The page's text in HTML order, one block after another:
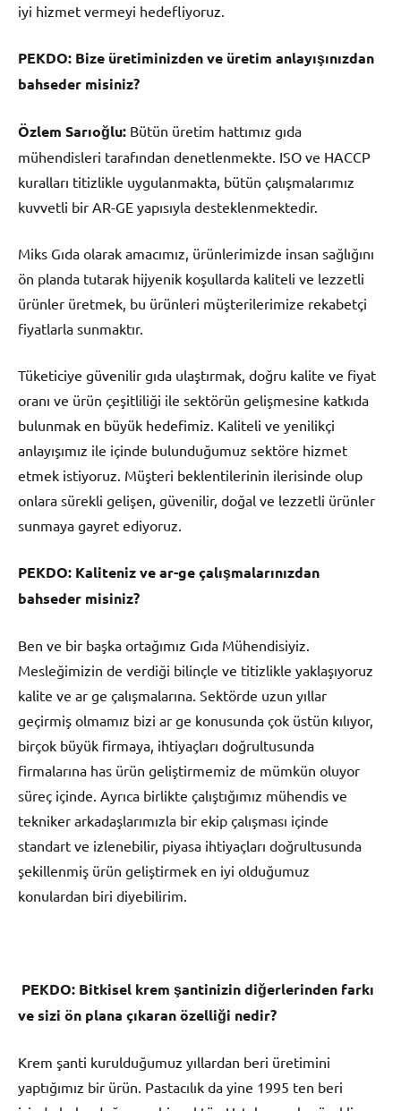
iyi hizmet vermeyi hedefliyoruz.
PEKDO: Bize üretiminizden ve üretim anlayışınızdan
bahseder misiniz?
Özlem Sarıoğlu: Bütün üretim hattımız gıda
mühendisleri tarafından denetlenmekte. ISO ve HACCP
kuralları titizlikle uygulanmakta, bütün çalışmalarımız
kuvvetli bir AR-GE yapısıyla desteklenmektedir.
Miks Gıda olarak amacımız, ürünlerimizde insan sağlığını
ön planda tutarak hijyenik koşullarda kaliteli ve lezzetli
ürünler üretmek, bu ürünleri müşterilerimize rekabetçi
fiyatlarla sunmaktır.
Tüketiciye güvenilir gıda ulaştırmak, doğru kalite ve fiyat
oranı ve ürün çeşitliliği ile sektörün gelişmesine katkıda
bulunmak en büyük hedefimiz. Kaliteli ve yenilikçi
anlayışımız ile içinde bulunduğumuz sektöre hizmet
etmek istiyoruz. Müşteri beklentilerinin ilerisinde olup
onlara sürekli gelişen, güvenilir, doğal ve lezzetli ürünler
sunmaya gayret ediyoruz.
PEKDO: Kaliteniz ve ar-ge çalışmalarınızdan
bahseder misiniz?
Ben ve bir başka ortağımız Gıda Mühendisiyiz.
Mesleğimizin de verdiği bilinçle ve titizlikle yaklaşıyoruz
kalite ve ar ge çalışmalarına. Sektörde uzun yıllar
geçirmiş olmamız bizi ar ge konusunda çok üstün kılıyor,
birçok büyük firmaya, ihtiyaçları doğrultusunda
firmalarına has ürün geliştirmemiz de mümkün oluyor
süreç içinde. Ayrıca birlikte çalıştığımız mühendis ve
tekniker arkadaşlarımızla bir ekip çalışması içinde
standart ve izlenebilir, piyasa ihtiyaçları doğrultusunda
şekillenmiş ürün geliştirmek en iyi olduğumuz
konulardan biri diyebilirim.
PEKDO: Bitkisel krem şantinizin diğerlerinden farkı
ve sizi ön plana çıkaran özelliği nedir?
Krem şanti kurulduğumuz yıllardan beri üretimini
yaptığımız bir ürün. Pastacılık da yine 1995 ten beri